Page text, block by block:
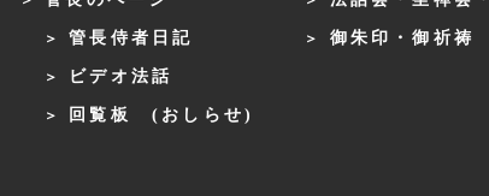
管長侍者日記
ビデオ法話
回覧板 (おしらせ)
御朱印・御祈祷